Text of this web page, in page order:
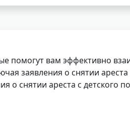
помогут вам эффективно
заявления о снятии
о снятии ареста с детского